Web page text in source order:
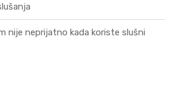
nije neprijatno kada koriste slušni